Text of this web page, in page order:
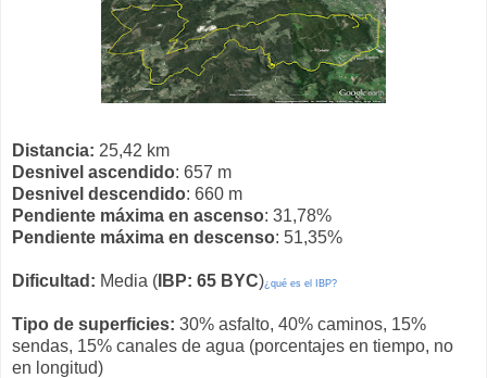
Distancia: 25,42 km
Desnivel ascendido: 657 m
Desnivel descendido: 660 m
Pendiente máxima en ascenso: 31,78%
Pendiente máxima en descenso: 51,35%
Dificultad: Media ( IBP: 65 BYC)¿qué es el IBP?
Tipo de superficies: 30% asfalto, 40% caminos, 15%
sendas, 15% canales de agua (porcentajes en tiempo, no
en longitud)